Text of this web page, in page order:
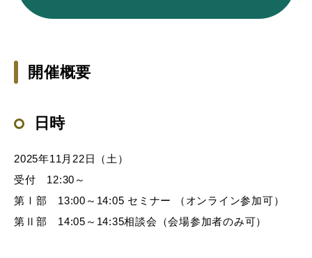
開催概要
日時
2025年11月22日（土）
受付 12:30～
第Ⅰ部 13:00～14:05 セミナー （オンライン参加可）
第Ⅱ部 14:05～14:35相談会（会場参加者のみ可）